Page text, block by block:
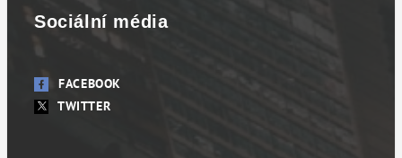
Sociální média
FACEBOOK
TWITTER